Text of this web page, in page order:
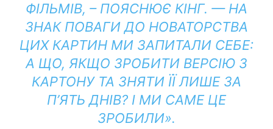
ФІЛЬМІВ, – ПОЯСНЮЄ КІНГ. — НА
ЗНАК ПОВАГИ ДО НОВАТОРСТВА
ЦИХ КАРТИН МИ ЗАПИТАЛИ СЕБЕ:
А ЩО, ЯКЩО ЗРОБИТИ ВЕРСІЮ З
КАРТОНУ ТА ЗНЯТИ ЇЇ ЛИШЕ ЗА
П’ЯТЬ ДНІВ? І МИ САМЕ ЦЕ
ЗРОБИЛИ».